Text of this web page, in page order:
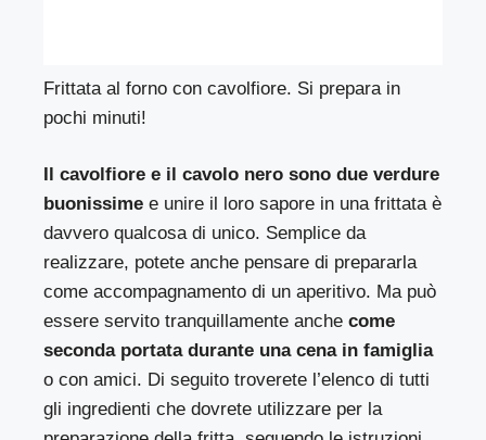
Frittata al forno con cavolfiore. Si prepara in
pochi minuti!
Il cavolfiore e il cavolo nero sono due verdure
buonissime e unire il loro sapore in una frittata è
davvero qualcosa di unico. Semplice da
realizzare, potete anche pensare di prepararla
come accompagnamento di un aperitivo. Ma può
essere servito tranquillamente anche come
seconda portata durante una cena in famiglia
o con amici. Di seguito troverete l’elenco di tutti
gli ingredienti che dovrete utilizzare per la